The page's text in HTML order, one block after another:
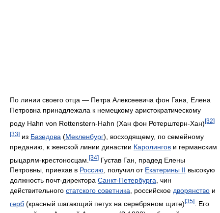
По линии своего отца — Петра Алексеевича фон Гана, Елена
Петровна принадлежала к немецкому аристократическому
роду Hahn von Rottenstern-Hahn (Хан фон Ротерштерн-Хан) [32]
[33] из Базедова (Мекленбург), восходящему, по семейному
преданию, к женской линии династии Каролингов и германским
рыцарям-крестоносцам. [34] Густав Ган, прадед Елены
Петровны, приехав в Россию, получил от Екатерины II высокую
должность почт-директора Санкт-Петербурга, чин
действительного статского советника, российское дворянство и
герб (красный шагающий петух на серебряном щите) [35]
. Его